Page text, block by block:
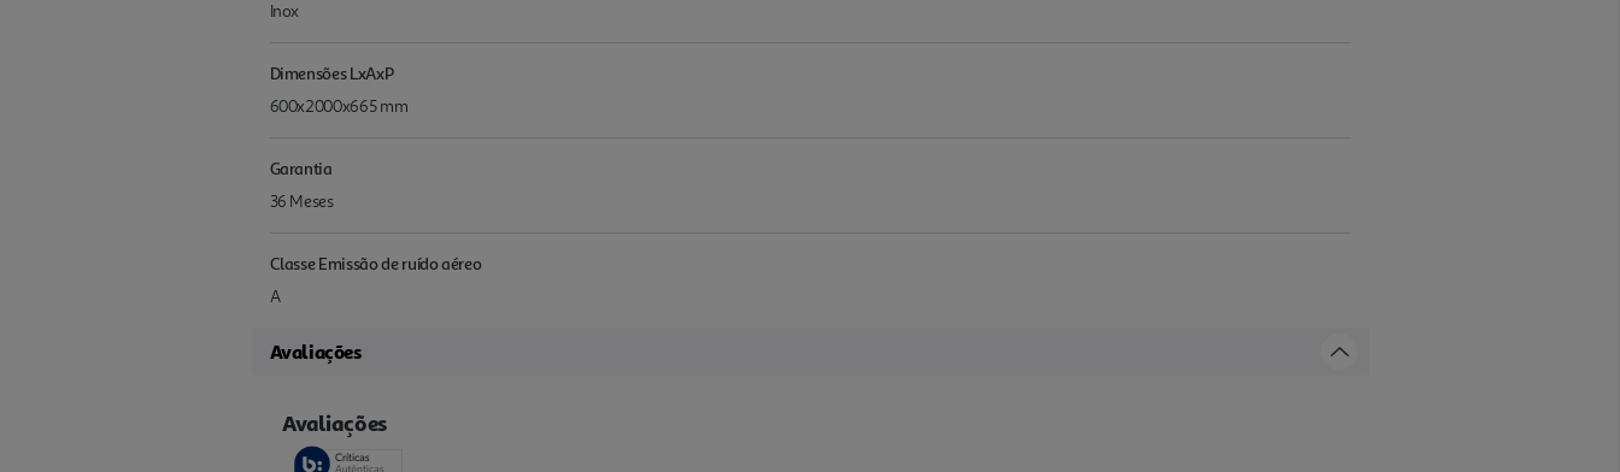
Inox
Dimensões LxAxP
600x2000x665 mm
Garantia
36 Meses
Classe Emissão de ruído aéreo
A
Avaliações